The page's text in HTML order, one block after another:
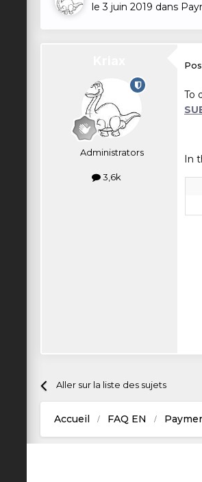
le 3 juin 2019 dans
Administrators
3,6k
To
In
Aller sur la liste des sujets
Accueil FAQ EN